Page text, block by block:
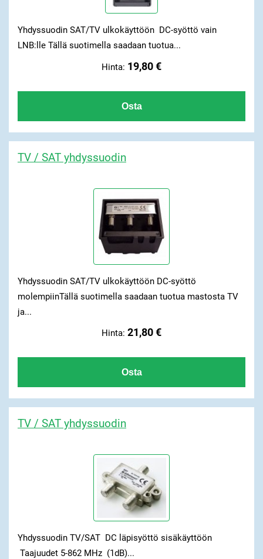
Yhdyssuodin SAT/TV ulkokäyttöön DC-syöttö vain
LNB:lle Tällä suotimella saadaan tuotua...
Hinta: 19,80 €
TV / SAT yhdyssuodin
Yhdyssuodin SAT/TV ulkokäyttöön DC-syöttö
molempiinTällä suotimella saadaan tuotua mastosta TV
ja...
Hinta: 21,80 €
TV / SAT yhdyssuodin
Yhdyssuodin TV/SAT DC läpisyöttö sisäkäyttöön
Taajuudet 5-862 MHz (1dB)...